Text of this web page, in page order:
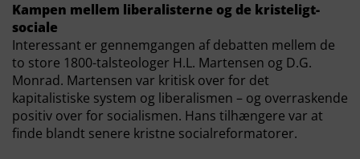
Kampen mellem liberalisterne og de kristeligt-
sociale
Interessant er gennemgangen af debatten mellem de
to store 1800-talsteologer H.L. Martensen og D.G.
Monrad. Martensen var kritisk over for det
kapitalistiske system og liberalismen – og overraskende
positiv over for socialismen. Hans tilhængere var at
finde blandt senere kristne socialreformatorer.